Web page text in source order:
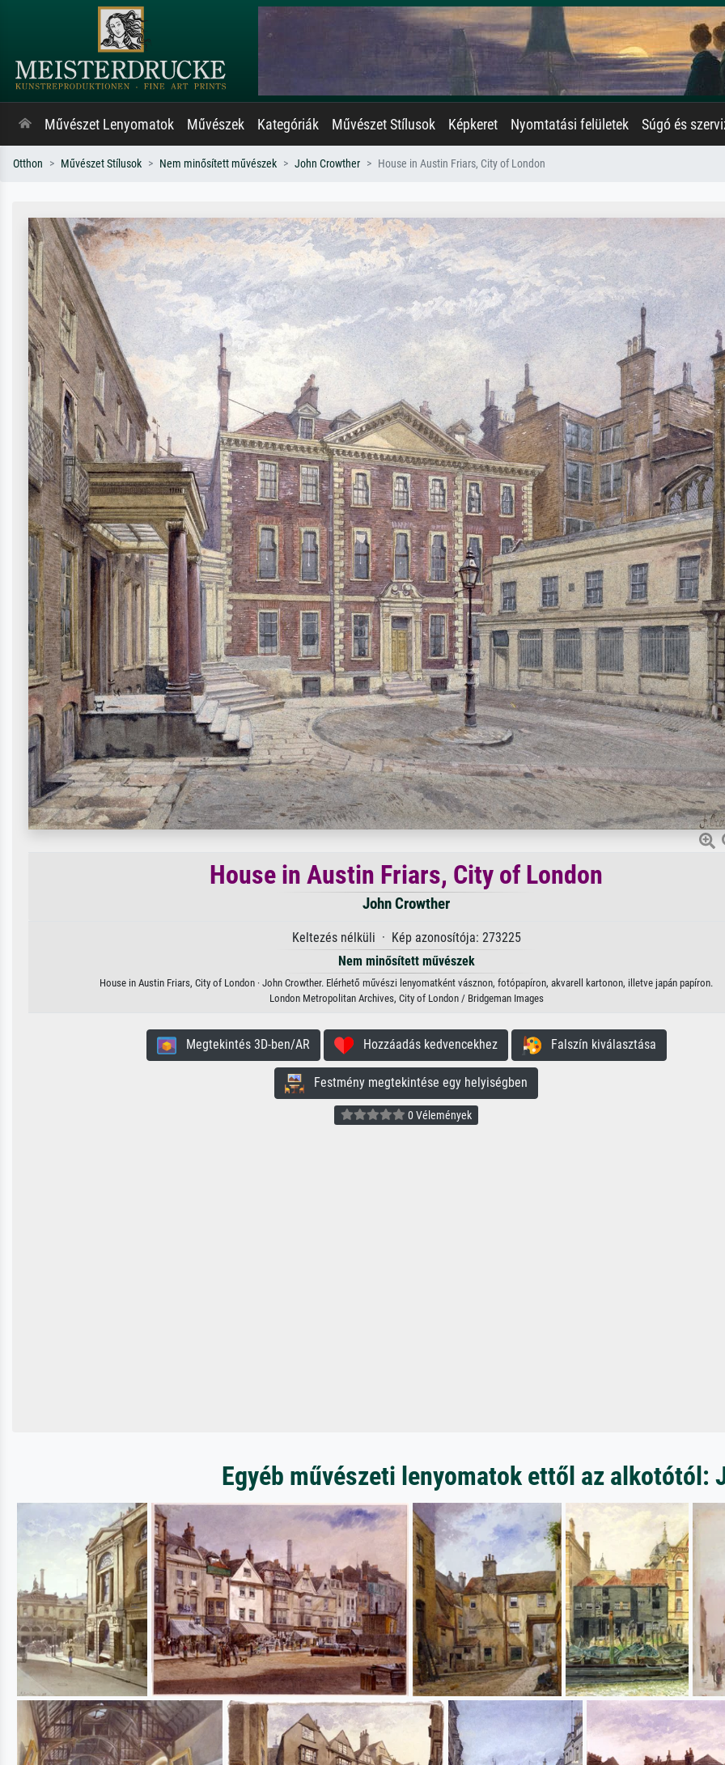
Művészet Lenyomatok Művészek Kategóriák Művészet Stílusok Képkeret Nyomtatási felületek Súgó és
Otthon Művészet Stílusok Nem minősített művészek John Crowther House in Austin Friars, City of London
House in Austin Friars, City of London
John Crowther
Keltezés nélküli · Kép azonosítója: 273225
Nem minősített művészek
House in Austin Friars, City of London · John Crowther. Elérhető művészi lenyomatként vásznon, fotópapíron, akvarell kartonon, illetve japán papíron.
London Metropolitan Archives, City of London / Bridgeman Images
Megtekintés 3D-ben/AR Hozzáadás kedvencekhez Falszín kiválasztása
Festmény megtekintése egy helyiségben
0 Vélemények
Egyéb művészeti lenyomatok ettől az alkotótól: